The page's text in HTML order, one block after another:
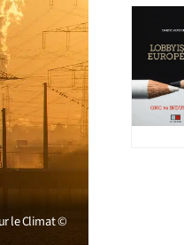
le Climat ©